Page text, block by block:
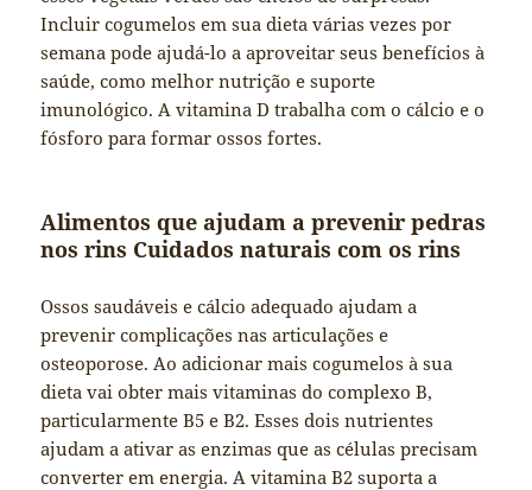
Incluir cogumelos em sua dieta várias vezes por
semana pode ajudá-lo a aproveitar seus benefícios à
saúde, como melhor nutrição e suporte
imunológico. A vitamina D trabalha com o cálcio e o
fósforo para formar ossos fortes.
Alimentos que ajudam a prevenir pedras
nos rins Cuidados naturais com os rins
Ossos saudáveis ​​e cálcio adequado ajudam a
prevenir complicações nas articulações e
osteoporose. Ao adicionar mais cogumelos à sua
dieta vai obter mais vitaminas do complexo B,
particularmente B5 e B2. Esses dois nutrientes
ajudam a ativar as enzimas que as células precisam
converter em energia. A vitamina B2 suporta a